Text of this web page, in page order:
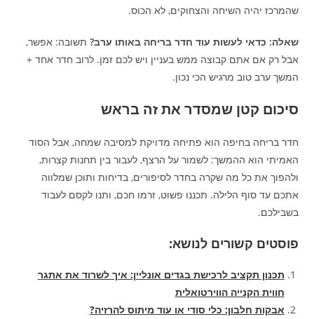
שהמרכז יהיה השיחה והצחוקים, לא הכוס.
שאלה: כדאי לעשות עוד חדר בריחה באותו ערב? תשובה: אפשר,
אבל רק אם אתם קבוצה ממש בעניין ויש לכם זמן. לרוב חדר אחד +
המשך ערב טוב מרגיש הכי נכון.
סיכום קטן שמסדר את זה בראש
חדר בריחה בחיפה הוא פתיחה מדויקת למסיבה שמחה, אבל הסוד
האמיתי הוא ההמשך: לשמור על הרצף, לעבור בין תחנות קצרות,
ולהפוך את כל מה שקרה בחדר לסיפורים, בדיחות ותוכן שמלווה
אתכם עד סוף הלילה. תכננו פשוט, זרמו חכם, ותנו לקסם לעבוד
בשבילכם.
פוסטים קשורים לנושא:
תכנון תקציב לרכישת בגדים אונליין: איך לשרוד את אתגר
חווית הקנייה הווירטואלית
אבקות חלבון: כלי סודי או עוד מיתוס להרזיה?